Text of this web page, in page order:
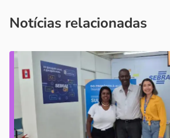
Notícias relacionadas